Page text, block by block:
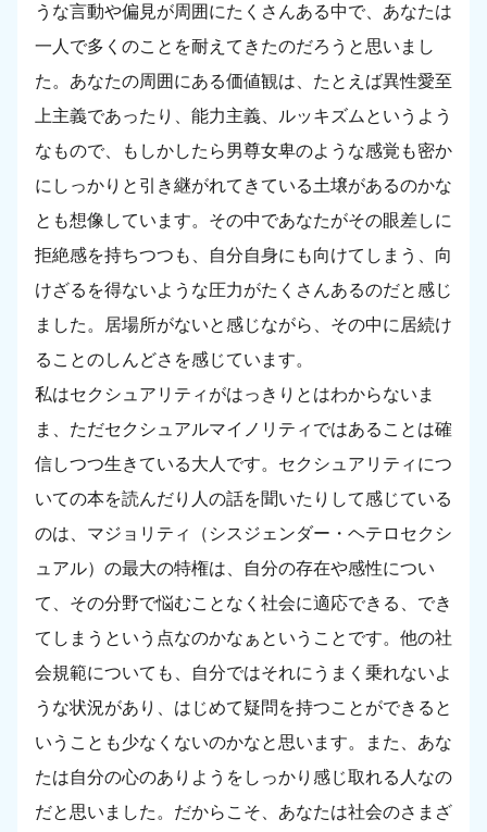
うな言動や偏見が周囲にたくさんある中で、あなたは
一人で多くのことを耐えてきたのだろうと思いまし
た。あなたの周囲にある価値観は、たとえば異性愛至
上主義であったり、能力主義、ルッキズムというよう
なもので、もしかしたら男尊女卑のような感覚も密か
にしっかりと引き継がれてきている土壌があるのかな
とも想像しています。その中であなたがその眼差しに
拒絶感を持ちつつも、自分自身にも向けてしまう、向
けざるを得ないような圧力がたくさんあるのだと感じ
ました。居場所がないと感じながら、その中に居続け
ることのしんどさを感じています。
私はセクシュアリティがはっきりとはわからないま
ま、ただセクシュアルマイノリティではあることは確
信しつつ生きている大人です。セクシュアリティにつ
いての本を読んだり人の話を聞いたりして感じている
のは、マジョリティ（シスジェンダー・ヘテロセクシ
ュアル）の最大の特権は、自分の存在や感性につい
て、その分野で悩むことなく社会に適応できる、でき
てしまうという点なのかなぁということです。他の社
会規範についても、自分ではそれにうまく乗れないよ
うな状況があり、はじめて疑問を持つことができると
いうことも少なくないのかなと思います。また、あな
たは自分の心のありようをしっかり感じ取れる人なの
だと思いました。だからこそ、あなたは社会のさまざ